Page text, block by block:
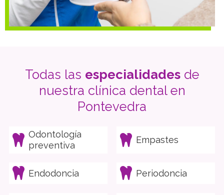
Todas las especialidadesde
nuestra clínica dental en
Pontevedra
Odontología
preventiva
Empastes
Endodoncia Periodoncia